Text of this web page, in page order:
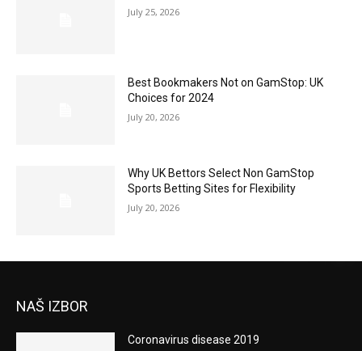
July 25, 2026
Best Bookmakers Not on GamStop: UK
Choices for 2024
July 20, 2026
Why UK Bettors Select Non GamStop
Sports Betting Sites for Flexibility
July 20, 2026
NAŠ IZBOR
Coronavirus disease 2019